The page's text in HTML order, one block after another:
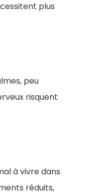
plus
peu
risquent
à vivre dans
réduits,